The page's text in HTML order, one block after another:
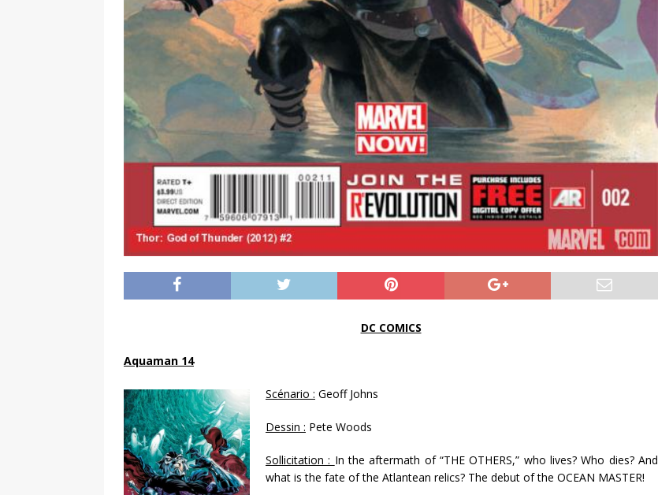
DC COMICS
Aquaman 14
Scénario : Geoff Johns
Dessin : Pete Woods
Sollicitation : In the aftermath of “THE OTHERS,” who lives? Who dies? And
what is the fate of the Atlantean relics? The debut of the OCEAN MASTER!